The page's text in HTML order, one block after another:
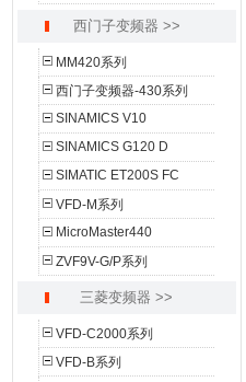
西门子变频器 >>
MM420系列
西门子变频器-430系列
SINAMICS V10
SINAMICS G120 D
SIMATIC ET200S FC
VFD-M系列
MicroMaster440
ZVF9V-G/P系列
三菱变频器 >>
VFD-C2000系列
VFD-B系列